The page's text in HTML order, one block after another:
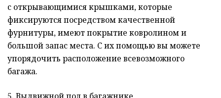
с открывающимися крышками, которые
фиксируются посредством качественной
фурнитуры, имеют покрытие ковролином и
большой запас места. С их помощью вы можете
упорядочить расположение всевозможного
багажа.